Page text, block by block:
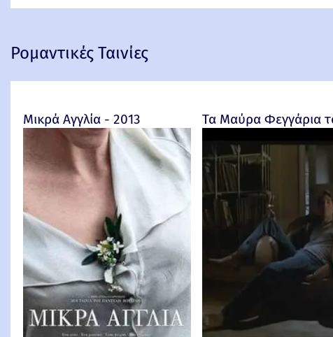
Ρομαντικές Ταινίες
Μικρά Αγγλία - 2013 Τα Μαύρα Φεγγάρια